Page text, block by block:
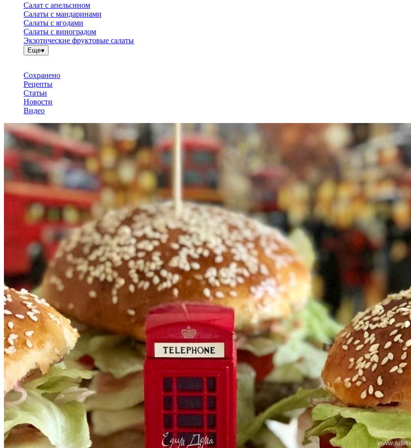
Салат с апельсином
Салаты с мандаринами
Салаты с ягодами
Салаты с виноградом
Экзотические фруктовые салаты
Еще
Сохранено
Рецепты
Статьи
Новости
Видео